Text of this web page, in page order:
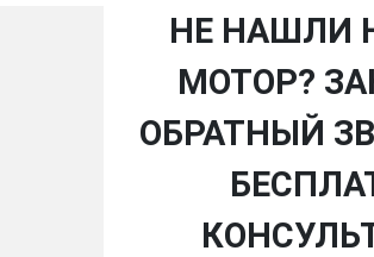
НЕ НАШЛИ
МОТОР?
ОБРАТНЫЙ